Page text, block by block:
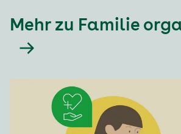
Mehr zu Familie